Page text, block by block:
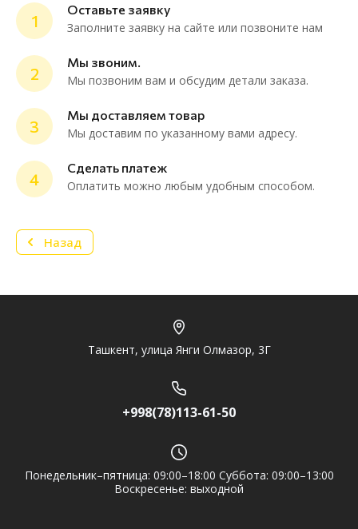
1
Оставьте заявку
Заполните заявку на сайте или позвоните нам
2
Мы звоним.
Мы позвоним вам и обсудим детали заказа.
3
Мы доставляем товар
Мы доставим по указанному вами адресу.
4
Сделать платеж
Оплатить можно любым удобным способом.
Назад
Ташкент, улица Янги Олмазор, 3Г
+998(78)113-61-50
Понедельник–пятница: 09:00–18:00 Суббота: 09:00–13:00
Воскресенье: выходной
online
Мессенджеры
Нужна консультация или персональное
предложение? Пиши в мессенджер!
Telegram